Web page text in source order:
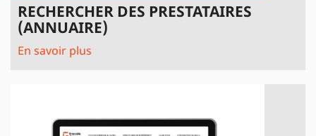
RECHERCHER DES PRESTATAIRES
(ANNUAIRE)
En savoir plus